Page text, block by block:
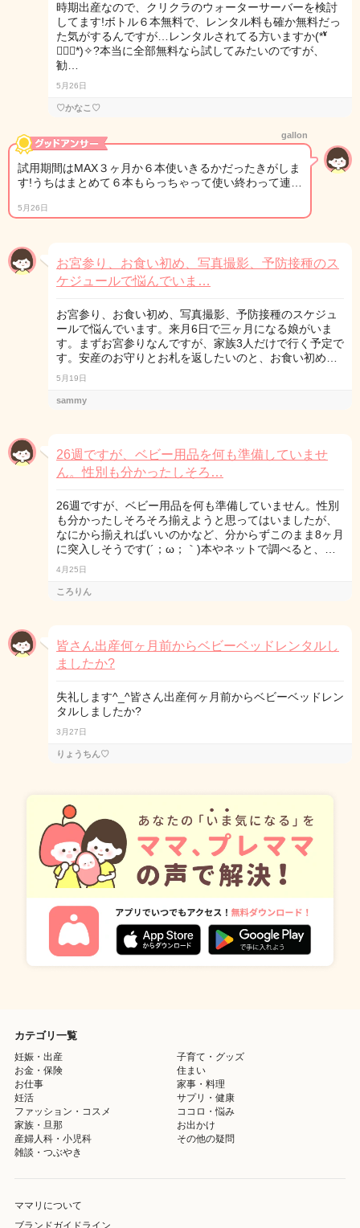
時期出産なので、クリクラのウォーターサーバーを検討
してます!ボトル６本無料で、レンタル料も確か無料だっ
た気がするんですが…レンタルされてる方いますか(*❛ั
∀❛ั*)✧?本当に全部無料なら試してみたいのですが、
勧…
5月26日
♡かなこ♡
gallon
試用期間はMAX３ヶ月か６本使いきるかだったきがしま
す!うちはまとめて６本もらっちゃって使い終わって連…
5月26日
お宮参り、お食い初め、写真撮影、予防接種のス
ケジュールで悩んでいま…
お宮参り、お食い初め、写真撮影、予防接種のスケジュ
ールで悩んでいます。来月6日で三ヶ月になる娘がいま
す。まずお宮参りなんですが、家族3人だけで行く予定で
す。安産のお守りとお札を返したいのと、お食い初め…
5月19日
sammy
26週ですが、ベビー用品を何も準備していませ
ん。性別も分かったしそろ…
26週ですが、ベビー用品を何も準備していません。性別
も分かったしそろそろ揃えようと思ってはいましたが、
なにから揃えればいいのかなど、分からずこのまま8ヶ月
に突入しそうです(´；ω；｀)本やネットで調べると、…
4月25日
ころりん
皆さん出産何ヶ月前からベビーベッドレンタルし
ましたか?
失礼します^_^皆さん出産何ヶ月前からベビーベッドレン
タルしましたか?
3月27日
りょうちん♡
カテゴリ一覧
妊娠・出産
子育て・グッズ
お金・保険
住まい
お仕事
家事・料理
妊活
サプリ・健康
ファッション・コスメ
ココロ・悩み
家族・旦那
お出かけ
産婦人科・小児科
その他の疑問
雑談・つぶやき
ママリについて
ブランドガイドライン